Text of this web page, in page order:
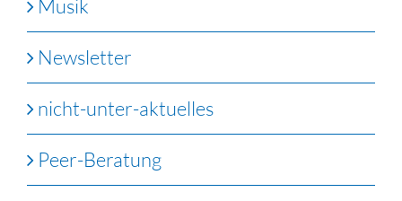
Musik
Newsletter
nicht-unter-aktuelles
Peer-Beratung